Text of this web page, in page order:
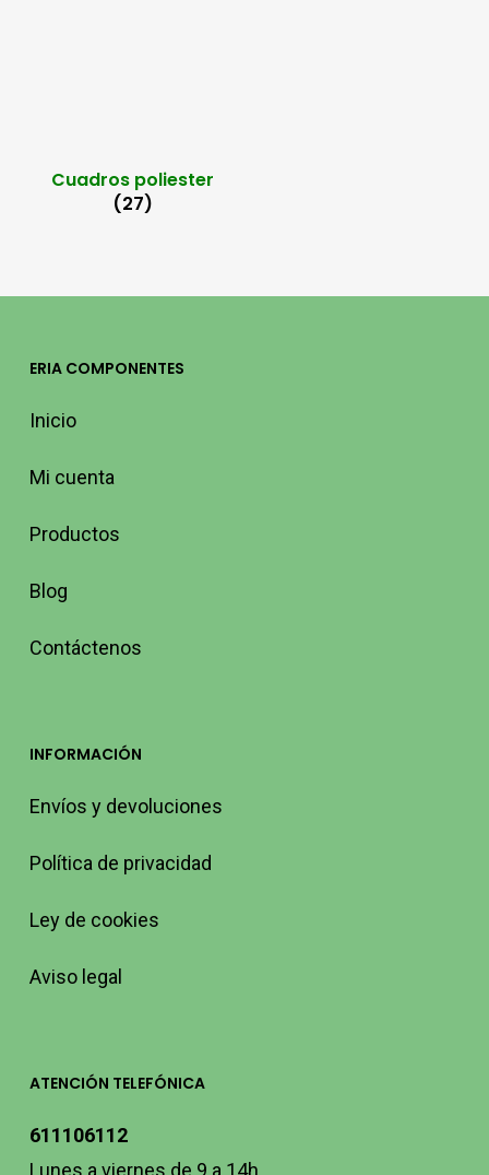
Cuadros poliester
(27)
ERIA COMPONENTES
Inicio
Mi cuenta
Productos
Blog
Contáctenos
INFORMACIÓN
Envíos y devoluciones
Política de privacidad
Ley de cookies
Aviso legal
ATENCIÓN TELEFÓNICA
611106112
Lunes a viernes de 9 a 14h.